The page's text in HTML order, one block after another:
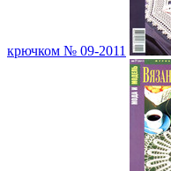
крючком № 09-2011